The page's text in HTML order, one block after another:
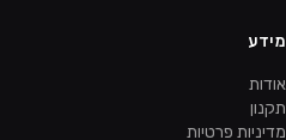
מידע
אודות
תקנון
מדיניות פרטיות